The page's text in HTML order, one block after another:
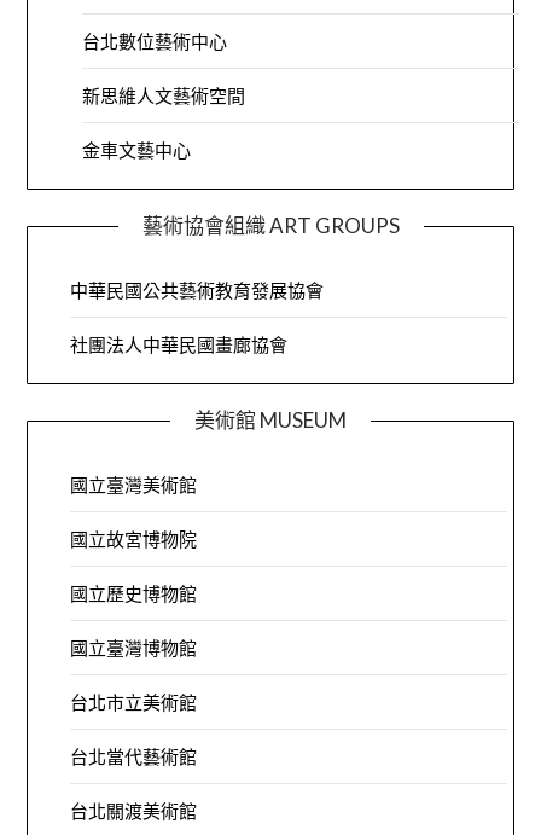
台北數位藝術中心
新思維人文藝術空間
金車文藝中心
藝術協會組織 ART GROUPS
中華民國公共藝術教育發展協會
社團法人中華民國畫廊協會
美術館 MUSEUM
國立臺灣美術館
國立故宮博物院
國立歷史博物館
國立臺灣博物館
台北市立美術館
台北當代藝術館
台北關渡美術館